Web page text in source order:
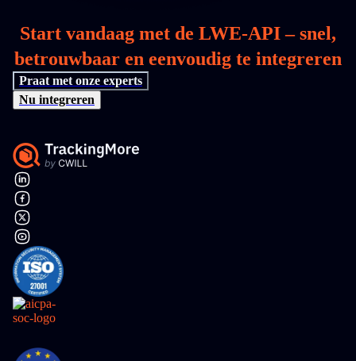
Start vandaag met de LWE-API – snel,
betrouwbaar en eenvoudig te integreren
Praat met onze experts
Nu integreren